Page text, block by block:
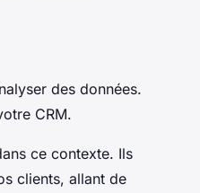
des données.
CRM.
ce contexte. Ils
clients, allant de